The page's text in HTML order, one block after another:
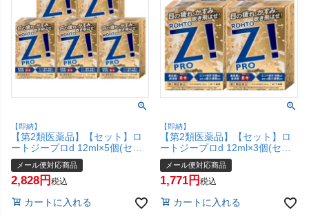
【即納】
【第2類医薬品】【セット】ロ
ートジープロd 12ml×5個(セル
フメディケーション税制対象)
【ロート製薬株式会社】【メー
ル便対応商品】【SBT】
メール便対応商品
2,828 税込
カートに入れる
【即納】
【第2類医薬品】【セット】ロ
ートジープロd 12ml×3個(セル
フメディケーション税制対象)
【ロート製薬株式会社】【メー
ル便対応商品】【SBT】
メール便対応商品
1,771 税込
カートに入れる